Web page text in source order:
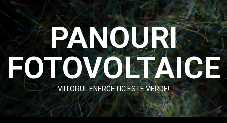
Skip
to
content
PANOURI
FOTOVOLTAICE
VIITORUL ENERGETIC ESTE VERDE!